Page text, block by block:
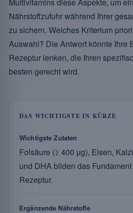
Nährstoffzufuhr während Ihrer
zu sichern. Welches Kriterium
Auswahl? Die Antwort könnte Ihre
Rezeptur lenken, die Ihren
besten gerecht wird.
DAS WICHTIGSTE IN KÜRZE
Wichtigste Zutaten
Folsäure (≥ 400 µg), Eisen,
und DHA bilden das
Rezeptur.
Ergänzende Nährstoffe